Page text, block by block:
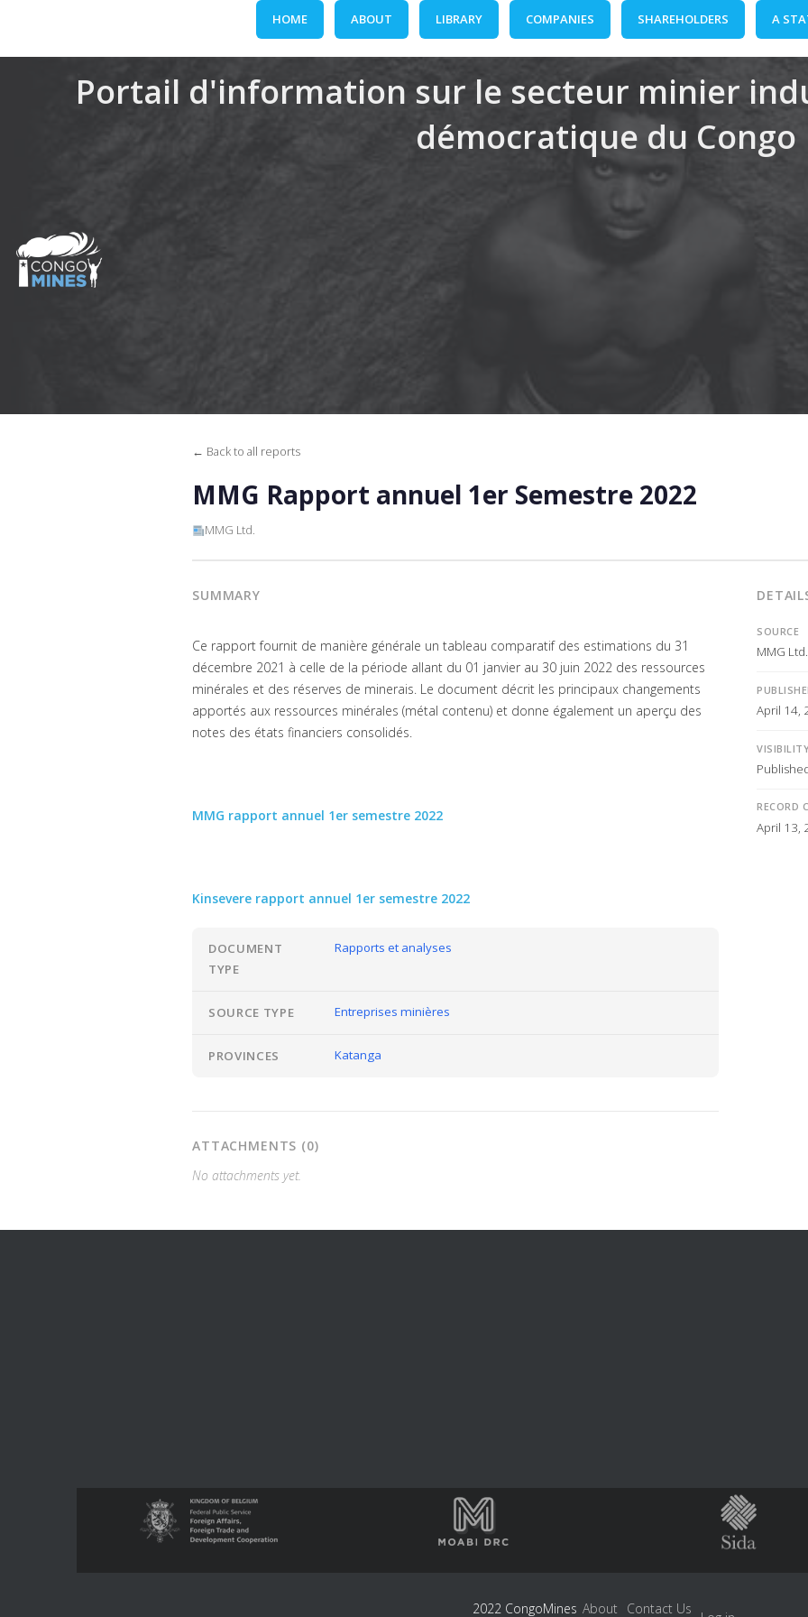
content
HOME ABOUT LIBRARY COMPANIES SHAREHOLDERS A
Portail d'information sur le secteur minier
démocratique du Congo
← Back to all reports
MMG Rapport annuel 1er Semestre 2022
MMG Ltd.
SUMMARY
Ce rapport fournit de manière générale un tableau comparatif des estimations du 31
décembre 2021 à celle de la période allant du 01 janvier au 30 juin 2022 des ressources
minérales et des réserves de minerais. Le document décrit les principaux changements
apportés aux ressources minérales (métal contenu) et donne également un aperçu des
notes des états financiers consolidés.
MMG rapport annuel 1er semestre 2022
Kinsevere rapport annuel 1er semestre 2022
DOCUMENT
TYPE
Rapports et analyses
SOURCE TYPE Entreprises minières
PROVINCES Katanga
ATTACHMENTS (0)
No attachments yet.
SOURCE
MMG Ltd.
April 14,
RECORD
April 13,
2022 CongoMines About Contact Us